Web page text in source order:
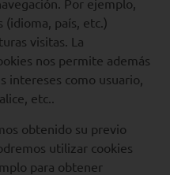
Por ejemplo,
(idioma, país, etc.)
visitas. La
nos permite además
intereses como usuario,
etc..
obtenido su previo
utilizar cookies
para obtener